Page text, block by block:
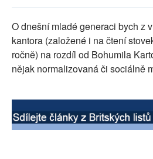
PŘÍSPĚVKY NA PROVOZ
SOCIÁLNÍ SÍTĚ
RUBRIKY
PLNÁ VERZE STRÁNEK
O dnešní mladé generaci bych z
kantora (založené i na čtení
ročně) na rozdíl od Bohumila
nějak normalizovaná či sociálně